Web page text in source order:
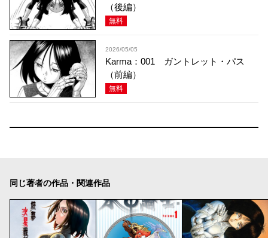
（後編）
無料
2026/05/05
Karma：001 ガントレット・パス
（前編）
無料
同じ著者の作品・関連作品